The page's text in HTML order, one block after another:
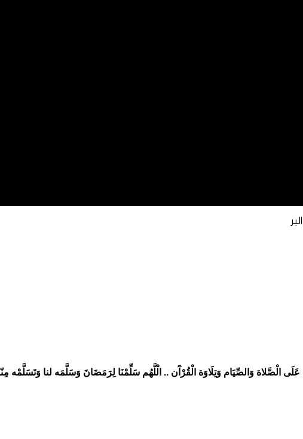
عَلَى الْصَّلاة وَالصِّيَام وَتِلَاوَة الْقُرْآَن .. الْلَّھُم سَلِّمْنَا لِرَمَضَانَ وَسَلَّمَه لنا وَتَسَلَّمْه